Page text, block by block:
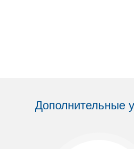
Дополнительные